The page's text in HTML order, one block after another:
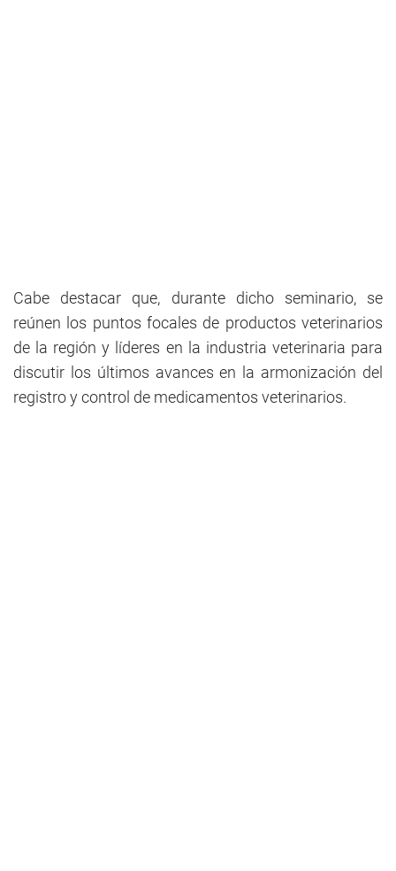
Cabe destacar que, durante dicho seminario, se
reúnen los puntos focales de productos veterinarios
de la región y líderes en la industria veterinaria para
discutir los últimos avances en la armonización del
registro y control de medicamentos veterinarios.